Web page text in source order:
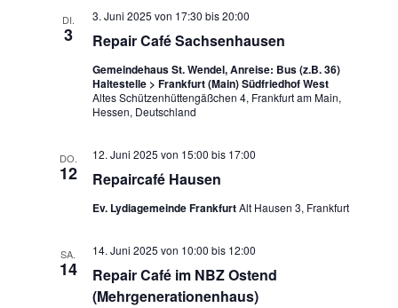
h
t
N
t
l
A
DI.
3 Repair Café Sachsenhausen
3. Juni 2025 von 17:30 bis20:00
Gemeindehaus St. Wendel, Anreise: Bus (z.B. 36)
Haltestelle > Frankfurt (Main) Südfriedhof West
Altes Schützenhüttengäßchen 4, Frankfurt am Main,
Hessen, Deutschland
DO.
12 Repaircafé Hausen
12. Juni 2025 von 15:00 bis 17:00
Ev. Lydiagemeinde FrankfurtAlt Hausen 3, Frankfurt
SA.
14
Repair Café im NBZ Ostend
(Mehrgenerationenhaus)
14. Juni 2025 von 10:00 bis 12:00